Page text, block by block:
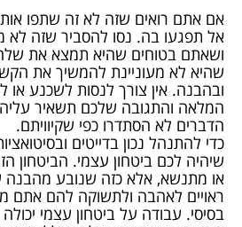
אם אתם רואים שזה לא זה שתפו
אל תפגעו בה. נסו להסביר שזה
ושאתם בטוחים שהיא תמצא את
שהיא לא מעוניינת להמשיך את
ובהבנה. אין צורך לנסות לשכנע או
המלאה והתגובה שלכם תשאיר
הדברים לא הסתדרו כפי שקיוויתם.
כדי להתנהל נכון בדייטים
שיהיה לכם ביטחון עצמי. הביטחון
או מתנשא, אלא כזה שנובע מהבנה
ראויים לאהבה ולתשוקה להם אתם
בסיסי. עבודה על ביטחון עצמי